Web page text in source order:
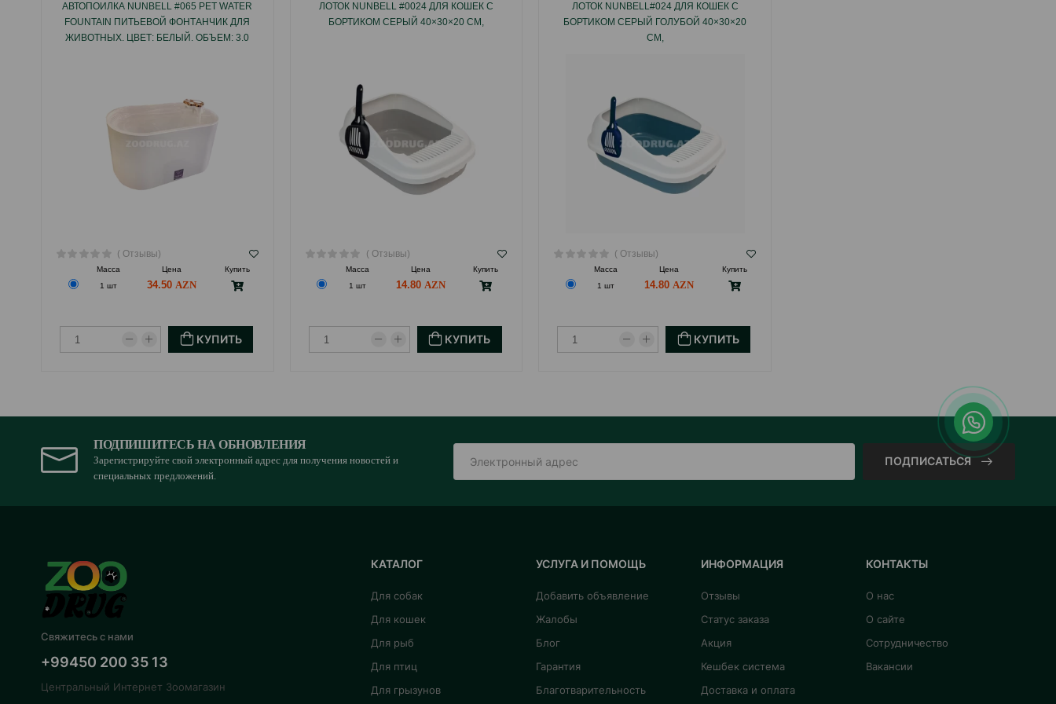
АВТОПОИЛКА NUNBELL #065 PET WATER
FOUNTAIN ПИТЬЕВОЙ ФОНТАНЧИК ДЛЯ
ЖИВОТНЫХ. ЦВЕТ: БЕЛЫЙ. ОБЪЕМ: 3.0
( Отзывы)
Масса Цена
Купить
1 шт
34.50
КУПИТЬ
ЛОТОК NUNBELL #0024 ДЛЯ КОШЕК С
БОРТИКОМ СЕРЫЙ 40×30×20 СМ,
( Отзывы)
Масса Цена
Купить
1 шт
14.80
КУПИТЬ
ЛОТОК NUNBELL#024 ДЛЯ КОШЕК С
БОРТИКОМ СЕРЫЙ ГОЛУБОЙ 40×30×20
СМ,
( Отзывы)
Масса Цена
Купить
1 шт
14.80
КУПИТЬ
ПОДПИШИТЕСЬ НА ОБНОВЛЕНИЯ
Зарегистрируйте свой электронный адрес для получения новостей и
специальных предложений.
ПОДПИСАТЬСЯ
Свяжитесь с нами
+99450 200 35 13
Центральный Интернет Зоомагазин
КАТАЛОГ
Для собак
Для кошек
Для рыб
Для птиц
Для грызунов
УСЛУГА И ПОМОЩЬ
Добавить объявление
Жалобы
Блог
Гарантия
Благотварительность
ИНФОРМАЦИЯ
Отзывы
Статус заказа
Акция
Кешбек система
Доставка и оплата
КОНТАКТЫ
О нас
О сайте
Сотрудничество
Вакансии